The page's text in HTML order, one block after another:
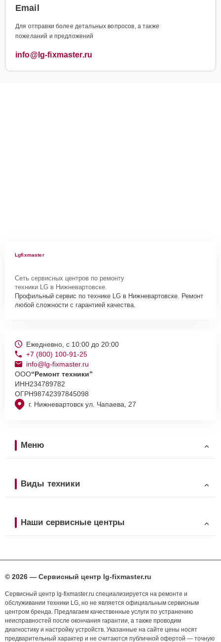
Email
Для отправки более детальных вопросов, а также
пожеланий и предложений
info@lg-fixmaster.ru
Lgfixmaster
Сеть сервисных центров по ремонту
техники LG в Нижневартовске.
Профильный сервис по технике LG в Нижневартовске. Ремонт
любой сложности с гарантией качества.
г. Нижневартовск ул. Чапаева, 27
Ежедневно, с 10:00 до 20:00
+7 (800) 100-91-25
info@lg-fixmaster.ru
ООО“Ремонт техники”
ИНН234789782
ОГРН98742397845098
Меню
Виды техники
Наши сервисные центры
© 2026 — Сервисный центр lg-fixmaster.ru
Сервисный центр lg-fixmaster.ru специализируется на ремонте и
обслуживании техники LG, но не является официальным сервисным
центром бренда. Предлагаем качественные услуги по устранению
неисправностей после окончания гарантии, а также проводим
диагностику и настройку устройств. Указанные на сайте цены носят
предварительный характер и не считаются публичной офертой — точную